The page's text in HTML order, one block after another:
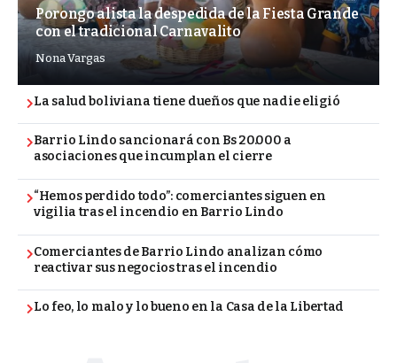
Porongo alista la despedida de la Fiesta Grande
con el tradicional Carnavalito
Nona Vargas
La salud boliviana tiene dueños que nadie eligió
Barrio Lindo sancionará con Bs 20.000 a
asociaciones que incumplan el cierre
“Hemos perdido todo”: comerciantes siguen en
vigilia tras el incendio en Barrio Lindo
Comerciantes de Barrio Lindo analizan cómo
reactivar sus negocios tras el incendio
Lo feo, lo malo y lo bueno en la Casa de la Libertad